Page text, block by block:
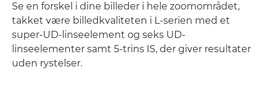
Se en forskel i dine billeder i hele zoomområdet,
takket være billedkvaliteten i L-serien med et
super-UD-linseelement og seks UD-
linseelementer samt 5-trins IS, der giver resultater
uden rystelser.